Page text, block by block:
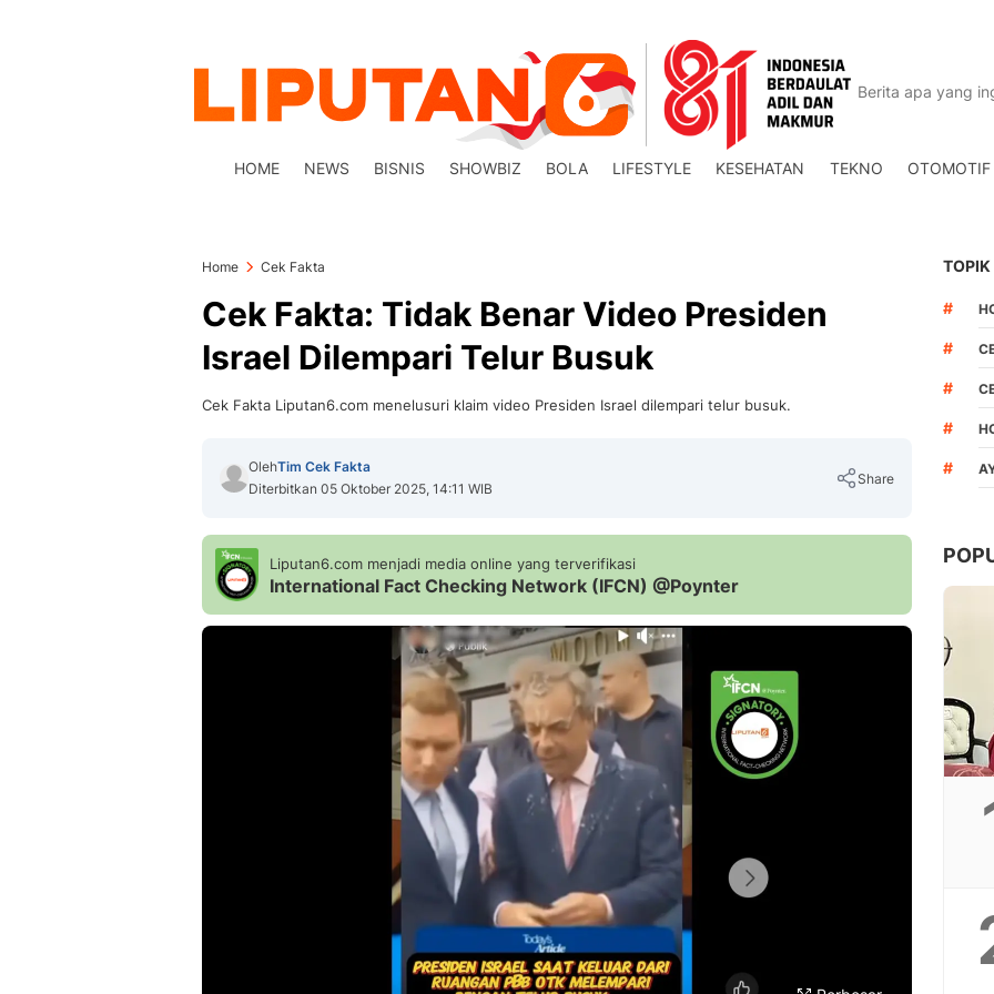
HOME NEWS BISNIS SHOWBIZ BOLA LIFESTYLE KESEHATAN TEKNO OTOMOTIF
Home Cek Fakta
Cek Fakta: Tidak Benar Video Presiden
Israel Dilempari Telur Busuk
Cek Fakta Liputan6.com menelusuri klaim video Presiden Israel dilempari telur busuk.
OlehTim Cek Fakta
Diterbitkan 05 Oktober 2025, 14:11 WIB
Share
Liputan6.com menjadi media online yang terverifikasi
International Fact Checking Network (IFCN) @Poynter
TOPIK
#
#
#
#
#